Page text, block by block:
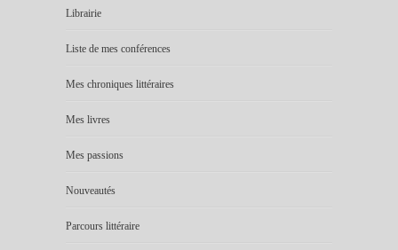
Librairie
Liste de mes conférences
Mes chroniques littéraires
Mes livres
Mes passions
Nouveautés
Parcours littéraire